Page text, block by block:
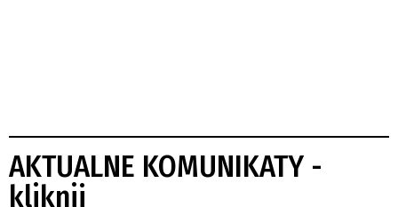
AKTUALNE KOMUNIKATY -
kliknij